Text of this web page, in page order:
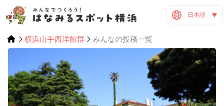
日本語
横浜山手西洋館群 みんなの投稿一覧